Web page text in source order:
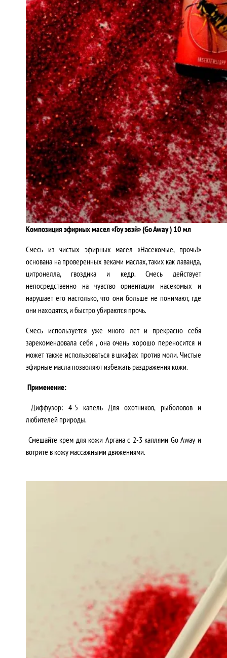
Композиция эфирных масел «Гоу эвэй» (Go Away ) 10 мл
Смесь из чистых эфирных масел «Насекомые, прочь!»
основана на проверенных веками маслах, таких как лаванда,
цитронелла, гвоздика и кедр. Смесь действует
непосредственно на чувство ориентации насекомых и
нарушает его настолько, что они больше не понимают, где
они находятся, и быстро убираются прочь.
Смесь используется уже много лет и прекрасно себя
зарекомендовала себя , она очень хорошо переносится и
может также использоваться в шкафах против моли. Чистые
эфирные масла позволяют избежать раздражения кожи.
Применение:
Диффузор: 4-5 капель Для охотников, рыболовов и
любителей природы.
Смешайте крем для кожи Аргана с 2-3 каплями Go Away и
вотрите в кожу массажными движениями.